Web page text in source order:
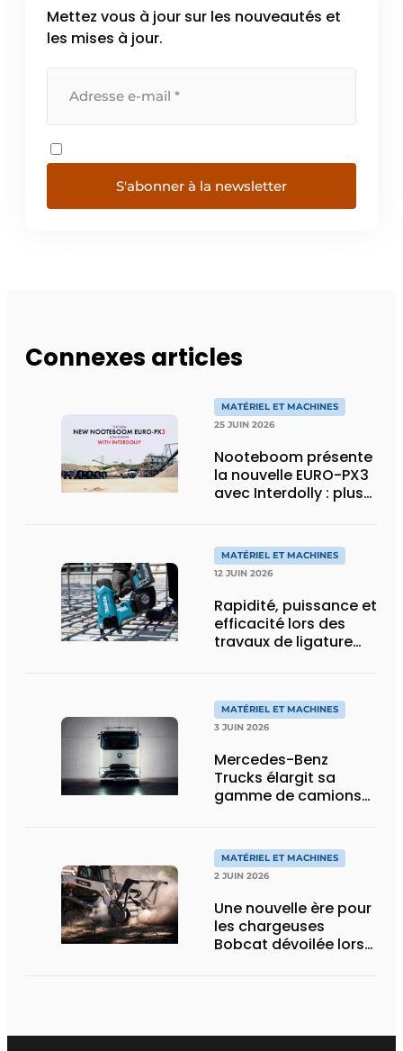
Mettez vous à jour sur les nouveautés et
les mises à jour.
S'abonner à la newsletter
Connexes articles
MATÉRIEL ET MACHINES
25 JUIN 2026
Nooteboom présente
la nouvelle EURO-PX3
avec Interdolly : plus
transport spécial
MATÉRIEL ET MACHINES
12 JUIN 2026
Rapidité, puissance et
efficacité lors des
travaux de ligature
MATÉRIEL ET MACHINES
3 JUIN 2026
Mercedes-Benz
Trucks élargit sa
gamme de camions
eActros Lowliner
MATÉRIEL ET MACHINES
2 JUIN 2026
Une nouvelle ère pour
les chargeuses
Bobcat dévoilée lors